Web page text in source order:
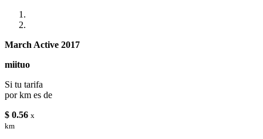
March Active 2017
miituo
Si tu tarifa
por km es de
$ 0.56 x
km